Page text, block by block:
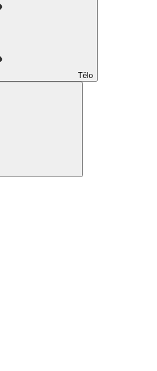
Tělo